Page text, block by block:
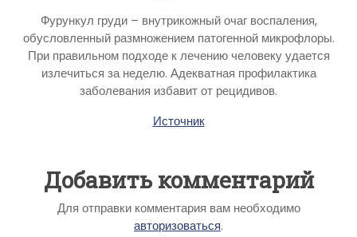
Фурункул груди – внутрикожный очаг воспаления,
обусловленный размножением патогенной микрофлоры.
При правильном подходе к лечению человеку удается
излечиться за неделю. Адекватная профилактика
заболевания избавит от рецидивов.
Источник
Добавить комментарий
Для отправки комментария вам необходимо
авторизоваться.